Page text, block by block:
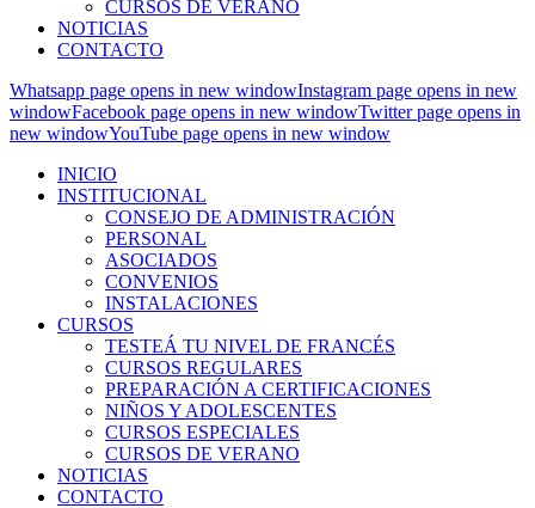
CURSOS DE VERANO
NOTICIAS
CONTACTO
Whatsapp page opens in new windowInstagram page opens in new
windowFacebook page opens in new windowTwitter page opens in
new windowYouTube page opens in new window
INICIO
INSTITUCIONAL
CONSEJO DE ADMINISTRACIÓN
PERSONAL
ASOCIADOS
CONVENIOS
INSTALACIONES
CURSOS
TESTEÁ TU NIVEL DE FRANCÉS
CURSOS REGULARES
PREPARACIÓN A CERTIFICACIONES
NIÑOS Y ADOLESCENTES
CURSOS ESPECIALES
CURSOS DE VERANO
NOTICIAS
CONTACTO